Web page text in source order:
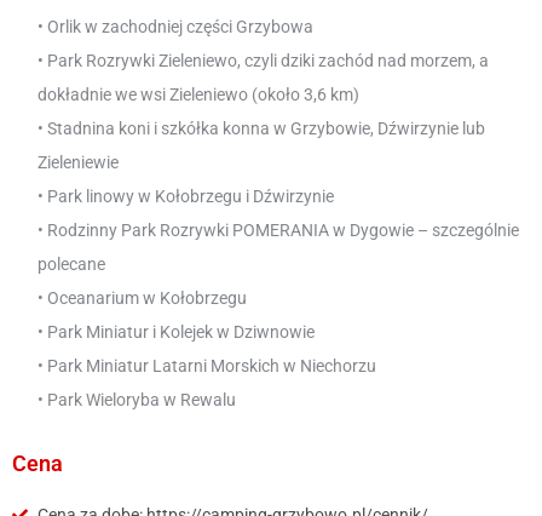
• Orlik w zachodniej części Grzybowa
• Park Rozrywki Zieleniewo, czyli dziki zachód nad morzem, a
dokładnie we wsi Zieleniewo (około 3,6 km)
• Stadnina koni i szkółka konna w Grzybowie, Dźwirzynie lub
Zieleniewie
• Park linowy w Kołobrzegu i Dźwirzynie
• Rodzinny Park Rozrywki POMERANIA w Dygowie – szczególnie
polecane
• Oceanarium w Kołobrzegu
• Park Miniatur i Kolejek w Dziwnowie
• Park Miniatur Latarni Morskich w Niechorzu
• Park Wieloryba w Rewalu
Cena